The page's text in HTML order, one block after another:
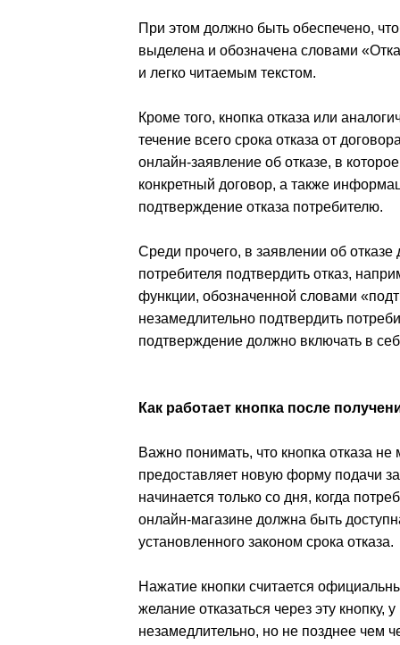
При этом должно быть обеспечено,
выделена и обозначена словами
и легко читаемым текстом.
Кроме того, кнопка отказа или
течение всего срока отказа от
онлайн-заявление об отказе, в
конкретный договор, а также
подтверждение отказа потребителю.
Среди прочего, в заявлении об
потребителя подтвердить отказ,
функции, обозначенной словами
незамедлительно подтвердить
подтверждение должно включать в
Как работает кнопка после
Важно понимать, что кнопка отказа
предоставляет новую форму подачи
начинается только со дня, когда
онлайн-магазине должна быть
установленного законом срока отказа.
Нажатие кнопки считается
желание отказаться через эту кнопку,
незамедлительно, но не позднее чем